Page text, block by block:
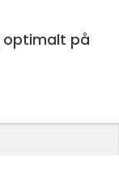
optimalt på